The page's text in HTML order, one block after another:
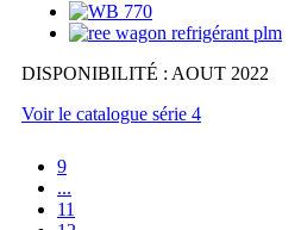
DISPONIBILITÉ : AOUT 2022
Voir le catalogue série 4
9
...
11